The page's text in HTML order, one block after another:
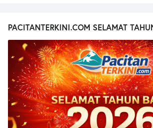
PACITANTERKINI.COM SELAMAT